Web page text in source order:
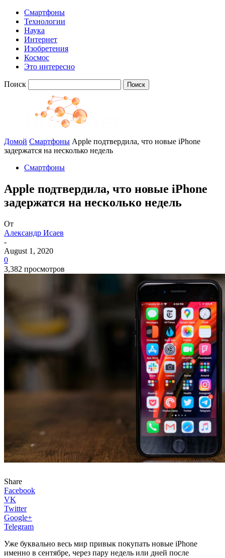
Смартфоны
Технологии
Наука
Интернет
Изобретения
Космос
Это интересно
Поиск
Домой Смартфоны Apple подтвердила, что новые iPhone
задержатся на несколько недель
Смартфоны
Apple подтвердила, что новые iPhone
задержатся на несколько недель
От
Александр Исаев
-
August 1, 2020
0
3,382 просмотров
Share
Facebook
VK
Twitter
Google+
Telegram
Уже буквально весь мир привык покупать новые iPhone
именно в сентябре, через пару недель или дней после